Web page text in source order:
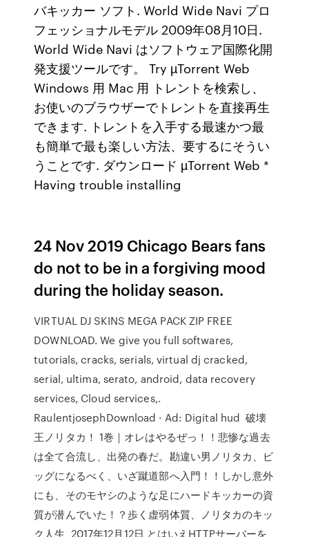
バキッカー ソフト. World Wide Navi プロ
フェッショナルモデル 2009年08月10日.
World Wide Navi はソフトウェア国際化開
発支援ツールです。 Try µTorrent Web
Windows 用 Mac 用 トレントを検索し、
お使いのブラウザーでトレントを直接再生
できます. トレントを入手する最速かつ最
も簡単で最も楽しい方法、要するにそうい
うことです. ダウンロード µTorrent Web *
Having trouble installing
24 Nov 2019 Chicago Bears fans
do not to be in a forgiving mood
during the holiday season.
VIRTUAL DJ SKINS MEGA PACK ZIP FREE
DOWNLOAD. We give you full softwares,
tutorials, cracks, serials, virtual dj cracked,
serial, ultima, serato, android, data recovery
services, Cloud services,.
RaulentjosephDownload · Ad: Digital hud 破壊
王ノリタカ！ 1巻｜オレはやるぜっ！！悲惨な過去
は全て合流し、出発の春だ。勘違い男ノリタカ、ビ
ッグになるべく、いざ蹴道部へ入門！！しかし意外
にも、そのモヤシのような足にハードキッカーの資
質が潜んでいた！？歩く虚弱体質、ノリタカのキッ
ク人生 2017年12月12日 とはいえHTTPサーバーを